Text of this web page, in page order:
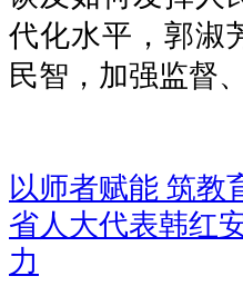
代化水平，郭淑
民智，加强监督
以师者赋能 筑
省人大代表韩红
力